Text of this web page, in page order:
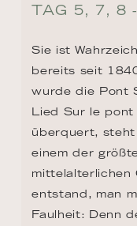
TAG 5, 7, 8
Sie ist
bereits seit
wurde die Pont
Lied Sur le pont
überquert,
einem der
mittelalterlichen
entstand, man
Faulheit: Denn